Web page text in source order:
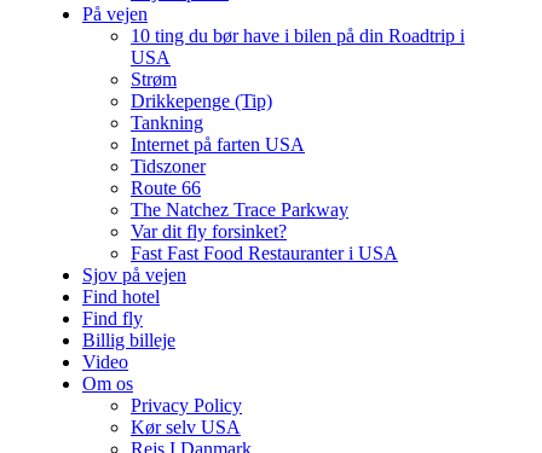
På vejen
10 ting du bør have i bilen på din Roadtrip i
USA
Strøm
Drikkepenge (Tip)
Tankning
Internet på farten USA
Tidszoner
Route 66
The Natchez Trace Parkway
Var dit fly forsinket?
Fast Fast Food Restauranter i USA
Sjov på vejen
Find hotel
Find fly
Billig billeje
Video
Om os
Privacy Policy
Kør selv USA
Rejs I Danmark